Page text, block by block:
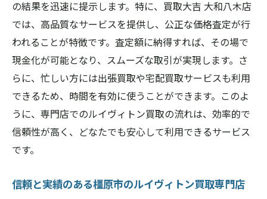
安心してルイヴィトンを売るためのポイン
ト
忙しい方にもおすすめのルイヴィトン宅配買取
サービス
宅配買取サービスの利用手順
忙しい方向けの便利な宅配買取
ルイヴィトン宅配買取サービスのポイント
の結果を迅速に提示します。特に、買取大吉 大和八木店
では、高品質なサービスを提供し、公正な価格査定が行
われることが特徴です。査定額に納得すれば、その場で
現金化が可能となり、スムーズな取引が実現します。さ
らに、忙しい方には出張買取や宅配買取サービスも利用
できるため、時間を有効に使うことができます。このよ
うに、専門店でのルイヴィトン買取の流れは、効率的で
信頼性が高く、どなたでも安心して利用できるサービス
です。
信頼と実績のある橿原市のルイヴィトン買取専門店